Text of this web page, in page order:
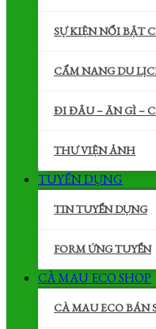
SỰ KIỆN NỔI BẬT
CẨM NANG DU
ĐI ĐÂU – ĂN GÌ –
THƯ VIỆN ẢNH
TUYỂN DỤNG
TIN TUYỂN DỤNG
FORM ỨNG TUYỂN
CÀ MAU ECO SHOP
CÀ MAU ECO BÁN